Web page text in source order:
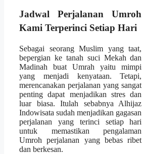
Jadwal Perjalanan Umroh
Kami Terperinci Setiap Hari
Sebagai seorang Muslim yang taat,
bepergian ke tanah suci Mekah dan
Madinah buat Umrah yaitu mimpi
yang menjadi kenyataan. Tetapi,
merencanakan perjalanan yang sangat
penting dapat menjadikan stres dan
luar biasa. Itulah sebabnya Alhijaz
Indowisata sudah menjadikan gagasan
perjalanan yang terinci setiap hari
untuk memastikan pengalaman
Umroh perjalanan yang bebas ribet
dan berkesan.